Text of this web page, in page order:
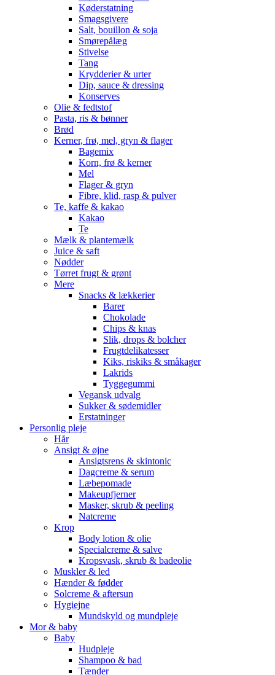
Køderstatning
Smagsgivere
Salt, bouillon & soja
Smørepålæg
Stivelse
Tang
Krydderier & urter
Dip, sauce & dressing
Konserves
Olie & fedtstof
Pasta, ris & bønner
Brød
Kerner, frø, mel, gryn & flager
Bagemix
Korn, frø & kerner
Mel
Flager & gryn
Fibre, klid, rasp & pulver
Te, kaffe & kakao
Kakao
Te
Mælk & plantemælk
Juice & saft
Nødder
Tørret frugt & grønt
Mere
Snacks & lækkerier
Barer
Chokolade
Chips & knas
Slik, drops & bolcher
Frugtdelikatesser
Kiks, riskiks & småkager
Lakrids
Tyggegummi
Vegansk udvalg
Sukker & sødemidler
Erstatninger
Personlig pleje
Hår
Ansigt & øjne
Ansigtsrens & skintonic
Dagcreme & serum
Læbepomade
Makeupfjerner
Masker, skrub & peeling
Natcreme
Krop
Body lotion & olie
Specialcreme & salve
Kropsvask, skrub & badeolie
Muskler & led
Hænder & fødder
Solcreme & aftersun
Hygiejne
Mundskyld og mundpleje
Mor & baby
Baby
Hudpleje
Shampoo & bad
Tænder